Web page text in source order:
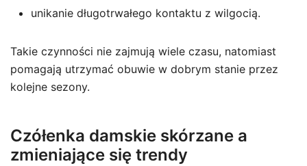
unikanie długotrwałego kontaktu z wilgocią.
Takie czynności nie zajmują wiele czasu, natomiast
pomagają utrzymać obuwie w dobrym stanie przez
kolejne sezony.
Czółenka damskie skórzane a
zmieniające się trendy